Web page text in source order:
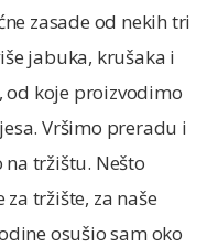
zasade od nekih tri
jabuka, krušaka i
koje proizvodimo
Vršimo preradu i
tržištu. Nešto
tržište, za naše
osušio sam oko